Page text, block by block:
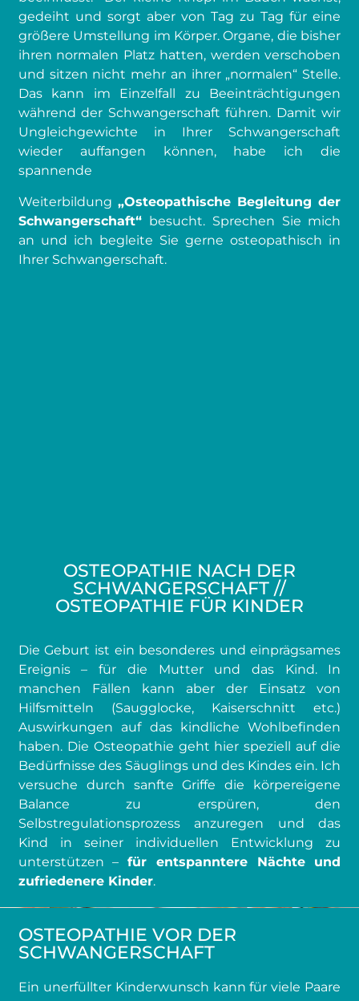
gedeiht und sorgt aber von Tag zu Tag für eine
größere Umstellung im Körper. Organe, die bisher
ihren normalen Platz hatten, werden verschoben
und sitzen nicht mehr an ihrer „normalen“ Stelle.
Das kann im Einzelfall zu Beeinträchtigungen
während der Schwangerschaft führen. Damit wir
Ungleichgewichte in Ihrer Schwangerschaft
wieder auffangen können, habe ich die
spannende
Weiterbildung „Osteopathische Begleitung der
Schwangerschaft“ besucht. Sprechen Sie mich
an und ich begleite Sie gerne osteopathisch in
Ihrer Schwangerschaft.
OSTEOPATHIE NACH DER
SCHWANGERSCHAFT //
OSTEOPATHIE FÜR KINDER
Die Geburt ist ein besonderes und einprägsames
Ereignis – für die Mutter und das Kind. In
manchen Fällen kann aber der Einsatz von
Hilfsmitteln (Saugglocke, Kaiserschnitt etc.)
Auswirkungen auf das kindliche Wohlbefinden
haben. Die Osteopathie geht hier speziell auf die
Bedürfnisse des Säuglings und des Kindes ein. Ich
versuche durch sanfte Griffe die körpereigene
Balance zu erspüren, den
Selbstregulationsprozess anzuregen und das
Kind in seiner individuellen Entwicklung zu
unterstützen –für entspanntere Nächte und
zufriedenere Kinder.
OSTEOPATHIE VOR DER
SCHWANGERSCHAFT
Ein unerfüllter Kinderwunsch kann für viele Paare